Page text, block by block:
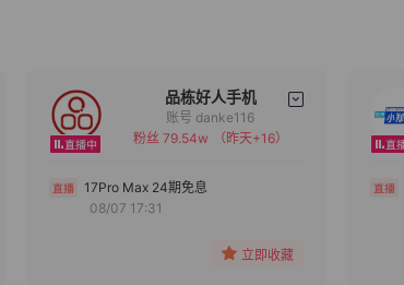
品栋好人手机
备注
分组
账号 danke116
粉丝 79.54w
（昨天+16）
17Pro Max 24期免息
08/07 17:31
立即收藏